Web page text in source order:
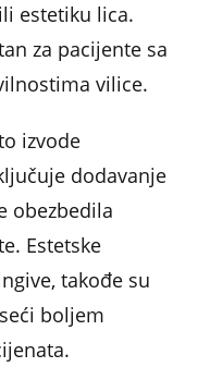
estetiku lica.
za pacijente sa
vilice.
izvode
dodavanje
obezbedila
Estetske
takođe su
boljem